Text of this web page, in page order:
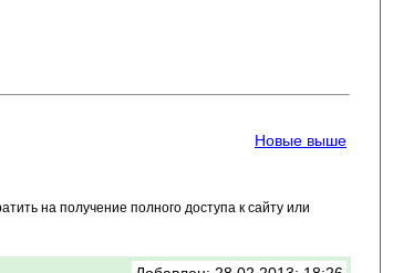
Новые выше
на получение полного доступа к сайту или